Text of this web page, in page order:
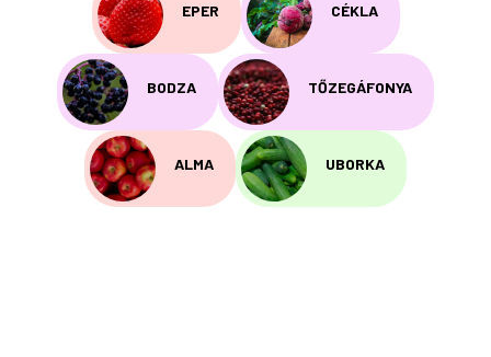
EPER CÉKLA
BODZA TŐZEGÁFONYA
ALMA UBORKA